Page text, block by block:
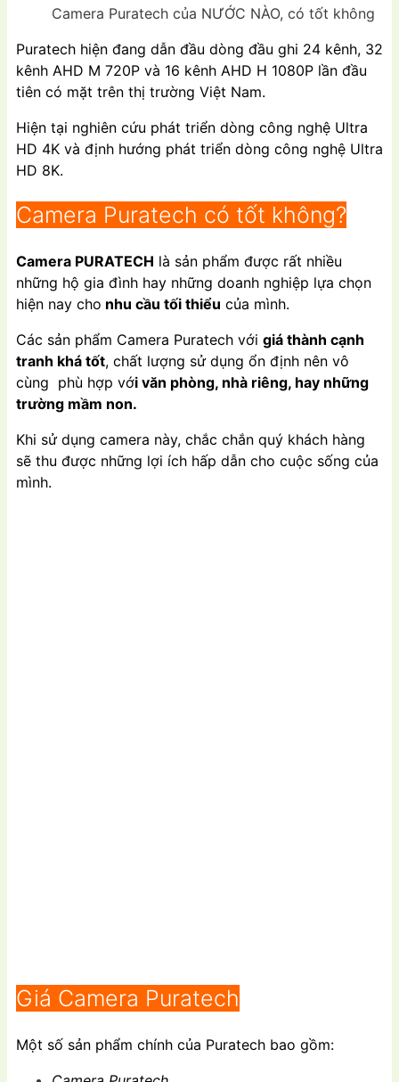
Camera Puratech của NƯỚC NÀO, có tốt không
Puratech hiện đang dẫn đầu dòng đầu ghi 24 kênh, 32
kênh AHD M 720P và 16 kênh AHD H 1080P lần đầu
tiên có mặt trên thị trường Việt Nam.
Hiện tại nghiên cứu phát triển dòng công nghệ Ultra
HD 4K và định hướng phát triển dòng công nghệ Ultra
HD 8K.
Camera Puratech có tốt không?
Camera PURATECH là sản phẩm được rất nhiều
những hộ gia đình hay những doanh nghiệp lựa chọn
hiện nay cho nhu cầu tối thiểu của mình.
Các sản phẩm Camera Puratech với giá thành cạnh
tranh khá tốt, chất lượng sử dụng ổn định nên vô
cùng phù hợp với văn phòng, nhà riêng, hay những
trường mầm non.
Khi sử dụng camera này, chắc chắn quý khách hàng
sẽ thu được những lợi ích hấp dẫn cho cuộc sống của
mình.
Giá Camera Puratech
Một số sản phẩm chính của Puratech bao gồm: